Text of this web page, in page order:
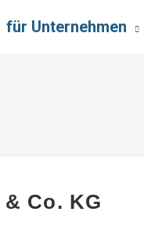
für Unternehmen
Co. KG